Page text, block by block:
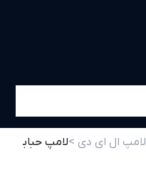
لامپ ال ای دی >لامپ حبابی7 وات مات SH-A60-F شعاع